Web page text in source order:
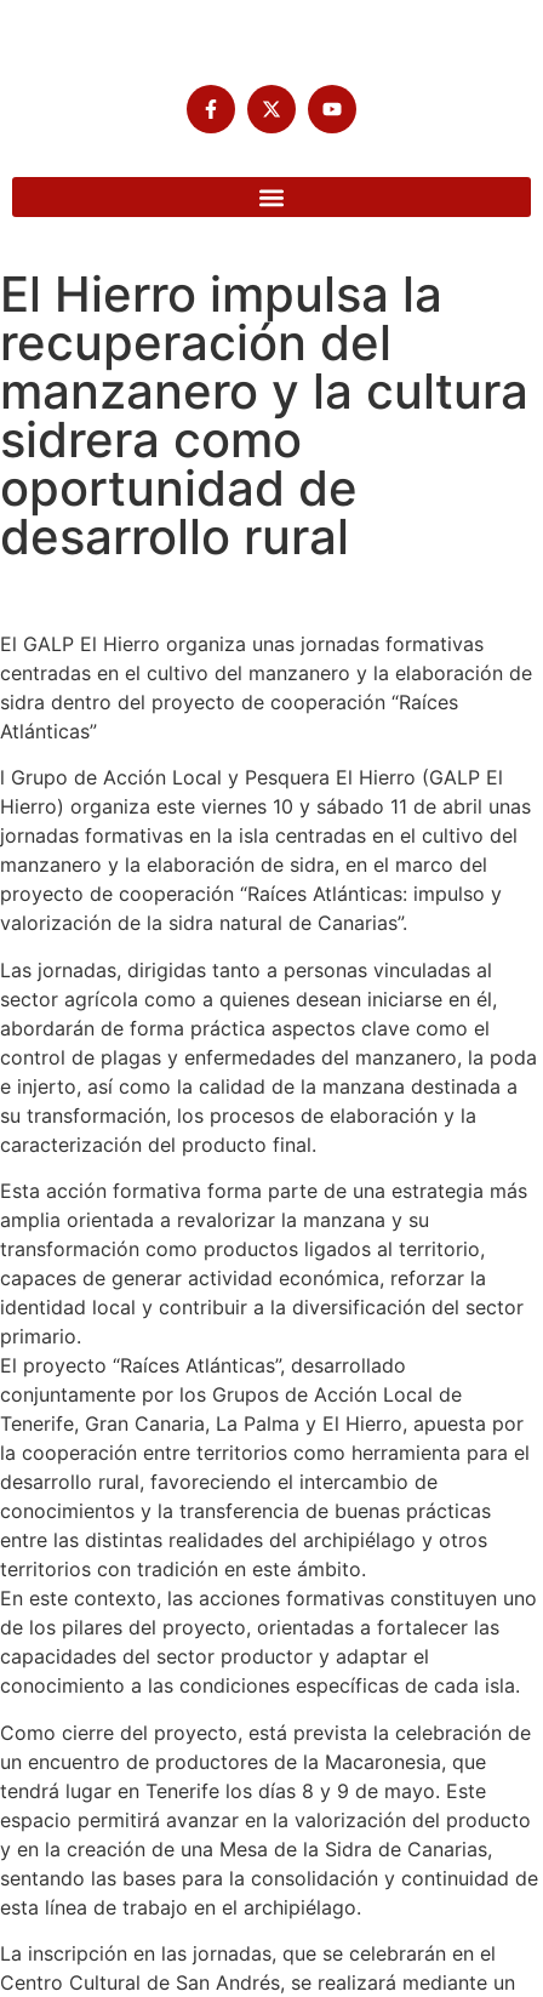
El Hierro impulsa la
recuperación del
manzanero y la cultura
sidrera como
oportunidad de
desarrollo rural
El GALP El Hierro organiza unas jornadas formativas
centradas en el cultivo del manzanero y la elaboración de
sidra dentro del proyecto de cooperación “Raíces
Atlánticas”
l Grupo de Acción Local y Pesquera El Hierro (GALP El
Hierro) organiza este viernes 10 y sábado 11 de abril unas
jornadas formativas en la isla centradas en el cultivo del
manzanero y la elaboración de sidra, en el marco del
proyecto de cooperación “Raíces Atlánticas: impulso y
valorización de la sidra natural de Canarias”.
Las jornadas, dirigidas tanto a personas vinculadas al
sector agrícola como a quienes desean iniciarse en él,
abordarán de forma práctica aspectos clave como el
control de plagas y enfermedades del manzanero, la poda
e injerto, así como la calidad de la manzana destinada a
su transformación, los procesos de elaboración y la
caracterización del producto final.
Esta acción formativa forma parte de una estrategia más
amplia orientada a revalorizar la manzana y su
transformación como productos ligados al territorio,
capaces de generar actividad económica, reforzar la
identidad local y contribuir a la diversificación del sector
primario.
El proyecto “Raíces Atlánticas”, desarrollado
conjuntamente por los Grupos de Acción Local de
Tenerife, Gran Canaria, La Palma y El Hierro, apuesta por
la cooperación entre territorios como herramienta para el
desarrollo rural, favoreciendo el intercambio de
conocimientos y la transferencia de buenas prácticas
entre las distintas realidades del archipiélago y otros
territorios con tradición en este ámbito.
En este contexto, las acciones formativas constituyen uno
de los pilares del proyecto, orientadas a fortalecer las
capacidades del sector productor y adaptar el
conocimiento a las condiciones específicas de cada isla.
Como cierre del proyecto, está prevista la celebración de
un encuentro de productores de la Macaronesia, que
tendrá lugar en Tenerife los días 8 y 9 de mayo. Este
espacio permitirá avanzar en la valorización del producto
y en la creación de una Mesa de la Sidra de Canarias,
sentando las bases para la consolidación y continuidad de
esta línea de trabajo en el archipiélago.
La inscripción en las jornadas, que se celebrarán en el
Centro Cultural de San Andrés, se realizará mediante un